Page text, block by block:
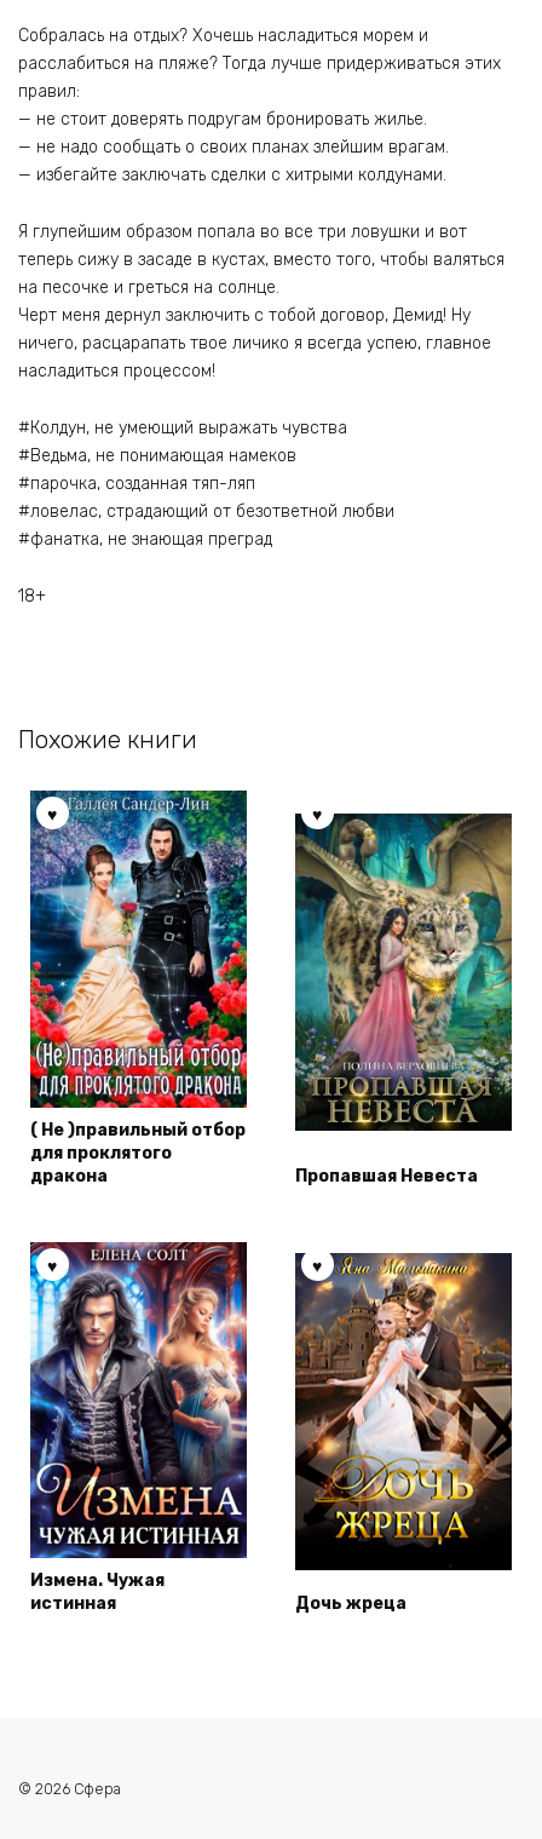
Собралась на отдых? Хочешь насладиться морем и
расслабиться на пляже? Тогда лучше придерживаться этих
правил:
— не стоит доверять подругам бронировать жилье.
— не надо сообщать о своих планах злейшим врагам.
— избегайте заключать сделки с хитрыми колдунами.
Я глупейшим образом попала во все три ловушки и вот
теперь сижу в засаде в кустах, вместо того, чтобы валяться
на песочке и греться на солнце.
Черт меня дернул заключить с тобой договор, Демид! Ну
ничего, расцарапать твое личико я всегда успею, главное
насладиться процессом!
#Колдун, не умеющий выражать чувства
#Ведьма, не понимающая намеков
#парочка, созданная тяп-ляп
#ловелас, страдающий от безответной любви
#фанатка, не знающая преград
18+
Похожие книги
( Не )правильный отбор
для проклятого
дракона
Пропавшая Невеста
Измена. Чужая
истинная
Дочь жреца
© 2026 Сфера